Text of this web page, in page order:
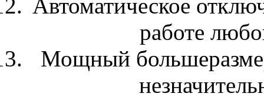
Автоматическое
работе
Мощный